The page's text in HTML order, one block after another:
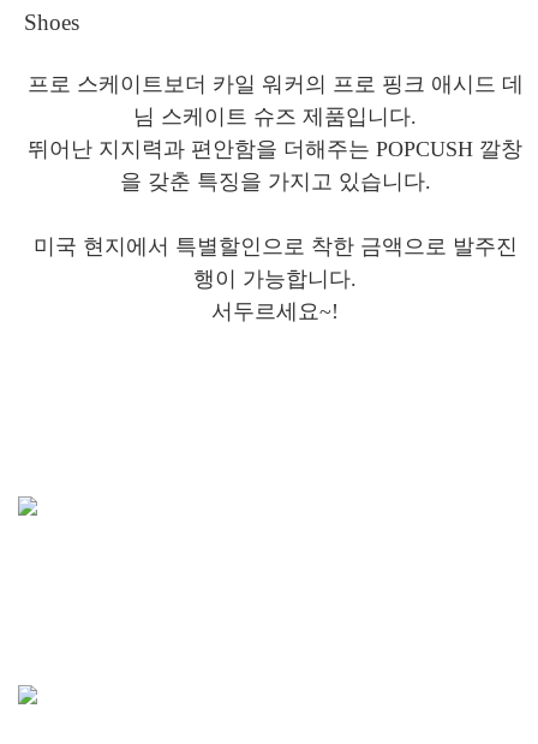
Shoes
프로 스케이트보더 카일 워커의 프로 핑크 애시드 데
님 스케이트 슈즈 제품입니다.
뛰어난 지지력과 편안함을 더해주는 POPCUSH 깔창
을 갖춘 특징을 가지고 있습니다.
미국 현지에서 특별할인으로 착한 금액으로 발주진
행이 가능합니다.
서두르세요~!